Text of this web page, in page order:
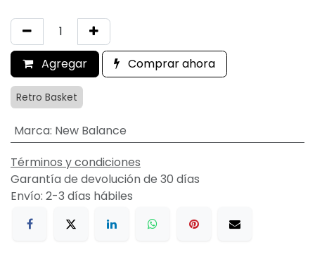
Agregar Comprar ahora
Retro Basket
Marca: New Balance
Términos y condiciones
Garantía de devolución de 30 días
Envío: 2-3 días hábiles